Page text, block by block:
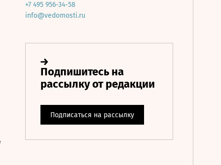
+7 495 956-34-58
info@vedomosti.ru